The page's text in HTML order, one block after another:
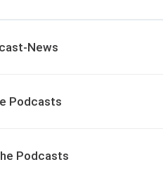
News
Podcasts
Podcasts